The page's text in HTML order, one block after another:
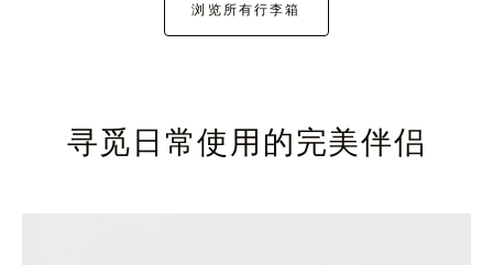
浏览所有行李箱
寻觅日常使用的完美伴侣